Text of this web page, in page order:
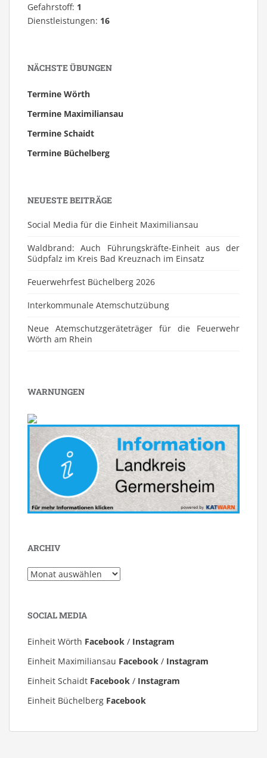
Gefahrstoff: 1
Dienstleistungen: 16
NÄCHSTE ÜBUNGEN
Termine Wörth
Termine Maximiliansau
Termine Schaidt
Termine Büchelberg
NEUESTE BEITRÄGE
Social Media für die Einheit Maximiliansau
Waldbrand: Auch Führungskräfte-Einheit aus der
Südpfalz im Kreis Bad Kreuznach im Einsatz
Feuerwehrfest Büchelberg 2026
⁠Interkommunale Atemschutzübung
Neue Atemschutzgeräteträger für die Feuerwehr
Wörth am Rhein
WARNUNGEN
ARCHIV
Archiv
SOCIAL MEDIA
Einheit Wörth Facebook / Instagram
Einheit Maximiliansau Facebook / Instagram
Einheit Schaidt Facebook / Instagram
Einheit Büchelberg Facebook